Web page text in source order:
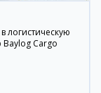
логистическую
Cargo